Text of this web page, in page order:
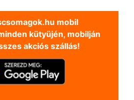
mobil
kütyüjén, mobilján
akciós szállás!